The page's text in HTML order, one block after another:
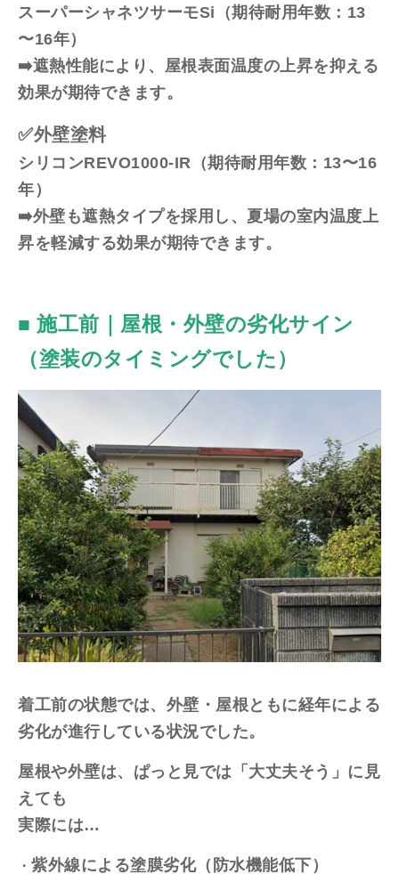
スーパーシャネツサーモSi（期待耐用年数：13
〜16年）
➡️遮熱性能により、屋根表面温度の上昇を抑える
効果が期待できます。
✅外壁塗料
シリコンREVO1000-IR（期待耐用年数：13〜16
年）
➡️外壁も遮熱タイプを採用し、夏場の室内温度上
昇を軽減する効果が期待できます。
■ 施工前｜屋根・外壁の劣化サイン
（塗装のタイミングでした）
着工前の状態では、外壁・屋根ともに経年による
劣化が進行している状況でした。
屋根や外壁は、ぱっと見では「大丈夫そう」に見
えても
実際には…
紫外線による塗膜劣化（防水機能低下）